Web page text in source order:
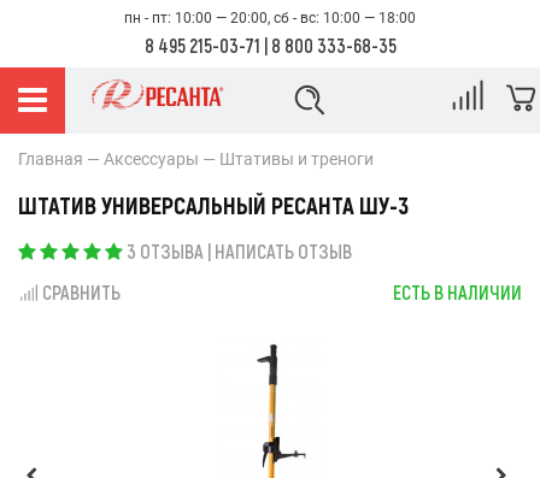
пн - пт: 10:00 — 20:00, сб - вс: 10:00 — 18:00
8 495 215-03-71 | 8 800 333-68-35
Главная Аксессуары Штативы и треноги
ШТАТИВ УНИВЕРСАЛЬНЫЙ РЕСАНТА ШУ-3
3 ОТЗЫВА | НАПИСАТЬ ОТЗЫВ
СРАВНИТЬ
ЕСТЬ В НАЛИЧИИ